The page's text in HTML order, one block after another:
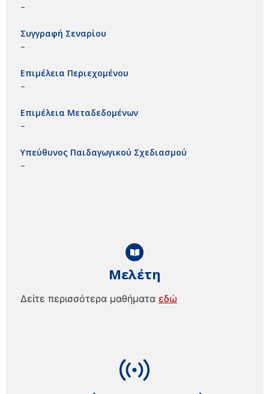
Μελέτη
Δείτε περισσότερα μαθήματα εδώ
–
Συγγραφή Σεναρίου
–
Επιμέλεια Περιεχομένου
–
Επιμέλεια Μεταδεδομένων
–
Υπεύθυνος Παιδαγωγικού Σχεδιασμού
–